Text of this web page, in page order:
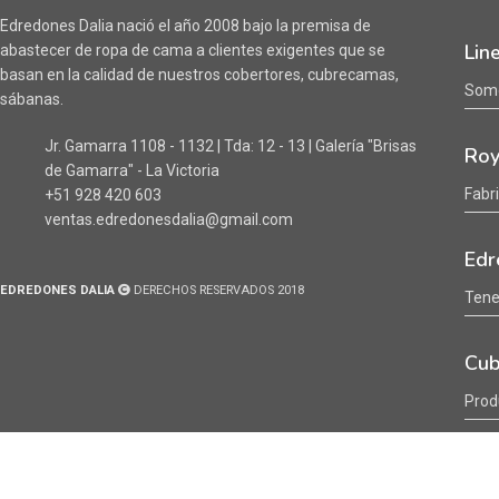
Edredones Dalia nació el año 2008 bajo la premisa de
abastecer de ropa de cama a clientes exigentes que se
basan en la calidad de nuestros cobertores, cubrecamas,
sábanas.
Jr. Gamarra 1108 - 1132 | Tda: 12 - 13 | Galería "Brisas
de Gamarra" - La Victoria
+51 928 420 603
ventas.edredonesdalia@gmail.com
EDREDONES DALIA DERECHOS RESERVADOS 2018